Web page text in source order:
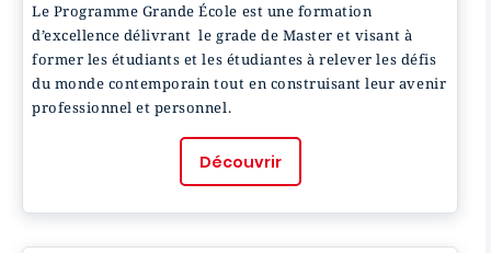
Le Programme Grande École est une formation
d’excellence délivrant le grade de Master et visant à
former les étudiants et les étudiantes à relever les défis
du monde contemporain tout en construisant leur avenir
professionnel et personnel.
Découvrir